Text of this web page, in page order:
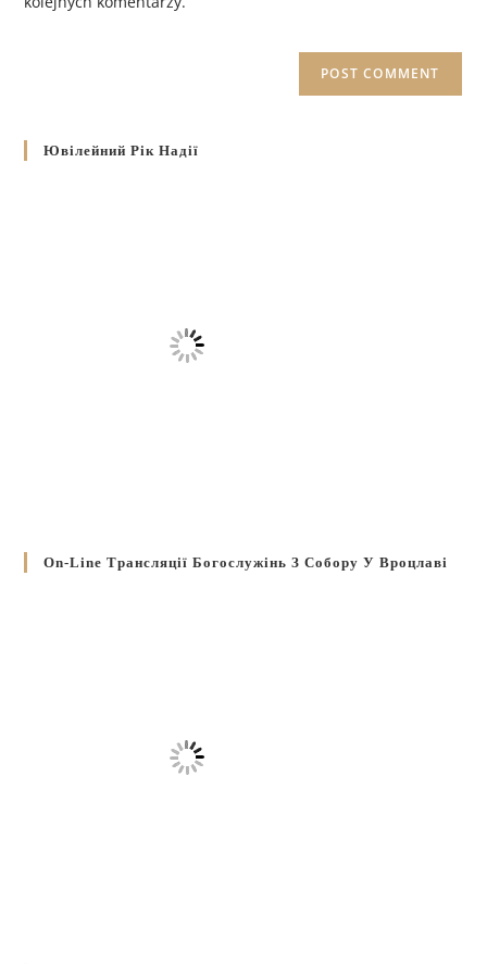
Ювілейний Рік Надії
On-Line Трансляції Богослужінь З Собору У Вроцлаві